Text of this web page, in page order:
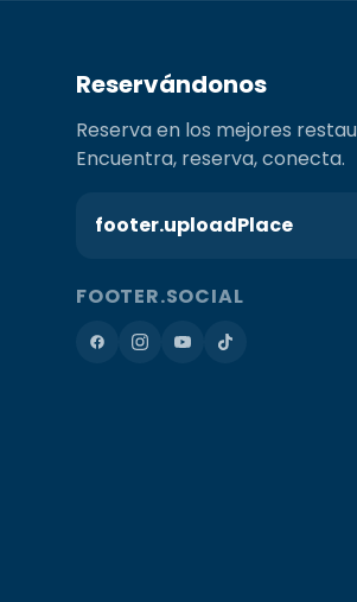
Reservándonos
Reserva en los mejores
Encuentra, reserva, conecta.
footer.uploadPlace
FOOTER.SOCIAL